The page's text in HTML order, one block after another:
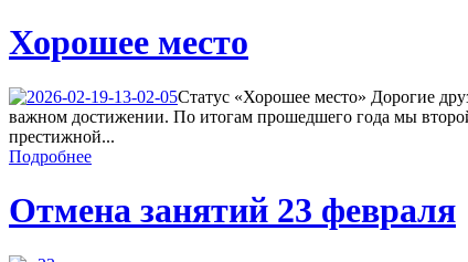
Хорошее место
Cтатус «Хорошее место» Дорогие
важном достижении. По итогам прошедшего года мы
престижной...
Подробнее
Отмена занятий 23 февраля